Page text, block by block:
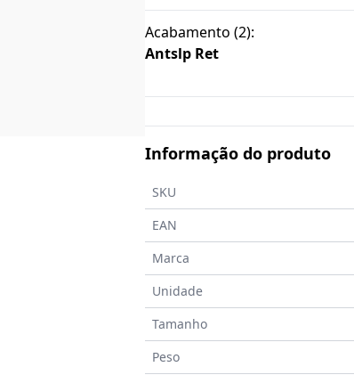
Acabamento (2):
Antslp Ret
Informação do produto
SKU
EAN
Marca
Unidade
Tamanho
Peso